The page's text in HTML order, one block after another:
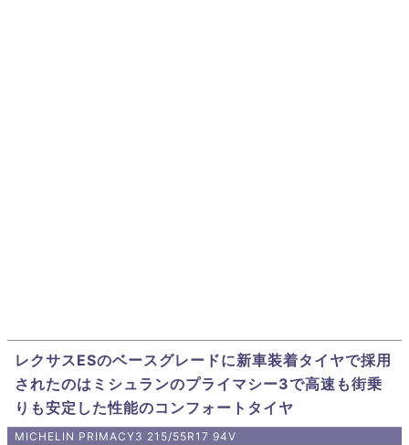
レクサスESのベースグレードに新車装着タイヤで採用
されたのはミシュランのプライマシー3で高速も街乗
りも安定した性能のコンフォートタイヤ
MICHELIN PRIMACY3 215/55R17 94V